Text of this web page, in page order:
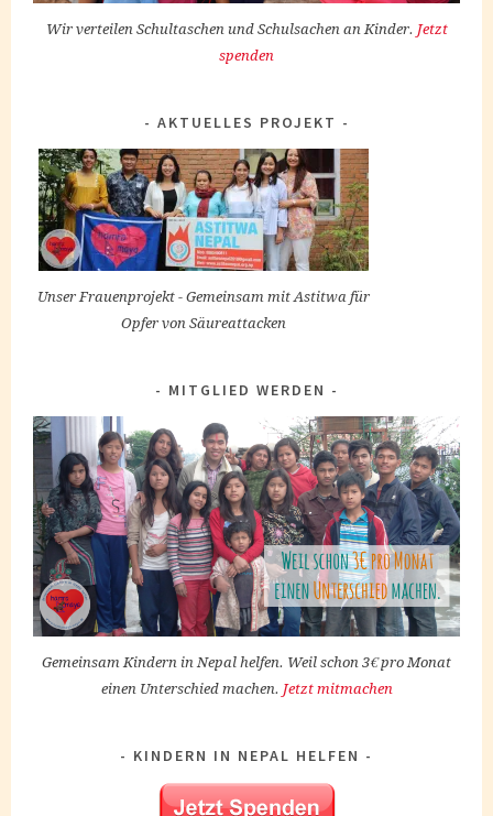
Wir verteilen Schultaschen und Schulsachen an Kinder. Jetzt
spenden
AKTUELLES PROJEKT
Unser Frauenprojekt - Gemeinsam mit Astitwa für
Opfer von Säureattacken
MITGLIED WERDEN
Gemeinsam Kindern in Nepal helfen. Weil schon 3€ pro Monat
einen Unterschied machen. Jetzt mitmachen
KINDERN IN NEPAL HELFEN